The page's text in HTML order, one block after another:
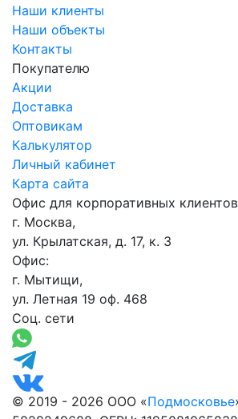
Наши клиенты
Наши объекты
Контакты
Покупателю
Акции
Доставка
Оптовикам
Калькулятор
Личный кабинет
Карта сайта
Офис для корпоративных
г. Москва,
ул. Крылатская, д. 17, к. 3
Офис:
г. Мытищи,
ул. Летная 19 оф. 468
Соц. сети
© 2019 - 2026 ООО «Подмосковье